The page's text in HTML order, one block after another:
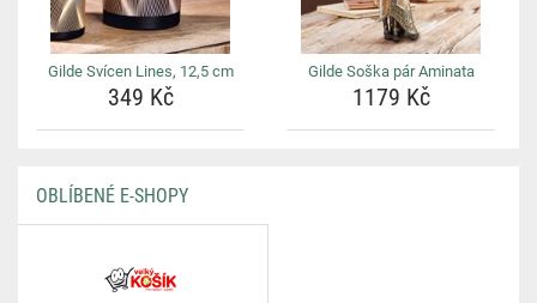
Gilde Svícen Lines, 12,5 cm
349 Kč
Gilde Soška pár Aminata
1179 Kč
OBLÍBENÉ E-SHOPY